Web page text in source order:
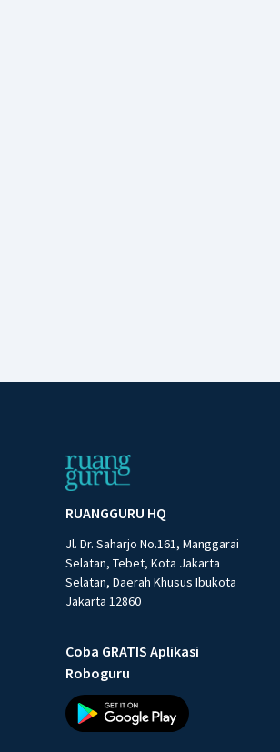
RUANGGURU HQ
Jl. Dr. Saharjo No.161, Manggarai
Selatan, Tebet, Kota Jakarta
Selatan, Daerah Khusus Ibukota
Jakarta 12860
Coba GRATIS Aplikasi
Roboguru